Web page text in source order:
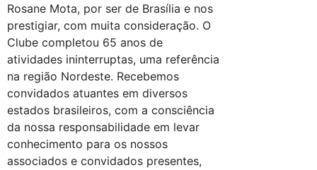
Rosane Mota, por ser de Brasília e nos
prestigiar, com muita consideração. O
Clube completou 65 anos de
atividades ininterruptas, uma referência
na região Nordeste. Recebemos
convidados atuantes em diversos
estados brasileiros, com a consciência
da nossa responsabilidade em levar
conhecimento para os nossos
associados e convidados presentes,